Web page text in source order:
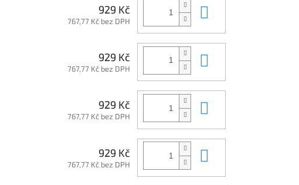
929 Kč
767,77 Kč bez DPH
929 Kč
767,77 Kč bez DPH
929 Kč
767,77 Kč bez DPH
929 Kč
767,77 Kč bez DPH